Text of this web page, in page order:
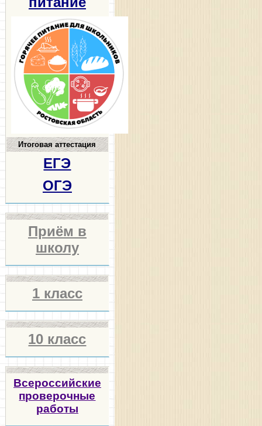
Итоговая аттестация
ЕГЭ
ОГЭ
Приём в
школу
1 класс
10 класс
Всероссийские
проверочные
работы